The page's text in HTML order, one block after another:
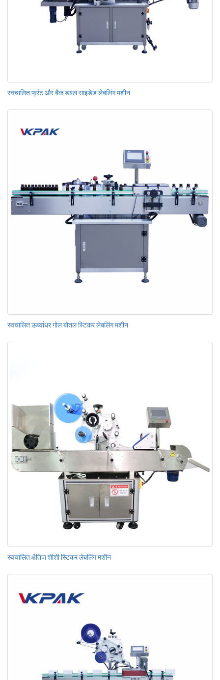
स्वचालित फ्रंट और बैक डबल साइडेड लेबलिंग मशीन
स्वचालित ऊर्ध्वाधर गोल बोतल स्टिकर लेबलिंग मशीन
स्वचालित क्षैतिज शीशी स्टिकर लेबलिंग मशीन